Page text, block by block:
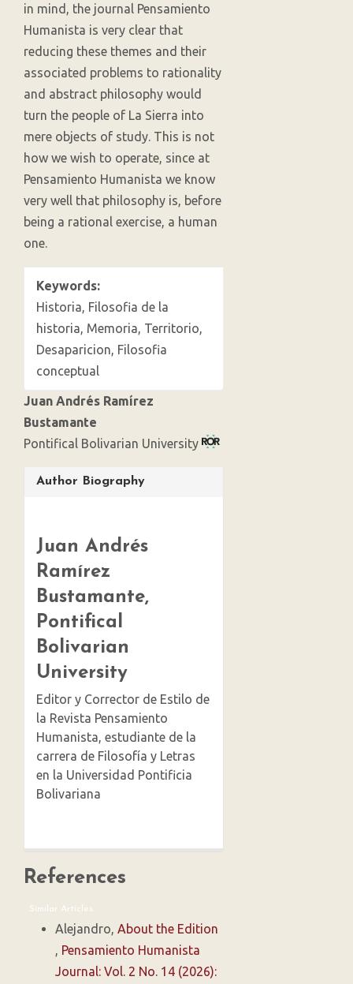
Juan Andrés Ramírez
Bustamante
Pontifical Bolivarian University
in mind, the journal Pensamiento
Humanista is very clear that
reducing these themes and their
associated problems to rationality
and abstract philosophy would
turn the people of La Sierra into
mere objects of study. This is not
how we wish to operate, since at
Pensamiento Humanista we know
very well that philosophy is, before
being a rational exercise, a human
one.
Keywords:
Historia, Filosofia de la
historia, Memoria, Territorio,
Desaparicion, Filosofia
conceptual
Article
Author Biography
Juan Andrés
Ramírez
Bustamante,
Pontifical
Bolivarian
University
Editor y Corrector de Estilo de
la Revista Pensamiento
Humanista, estudiante de la
carrera de Filosofía y Letras
en la Universidad Pontificia
Bolivariana
References
Similar Articles
Alejandro, About the Edition
, Pensamiento Humanista
Journal: Vol. 2 No. 14 (2026):